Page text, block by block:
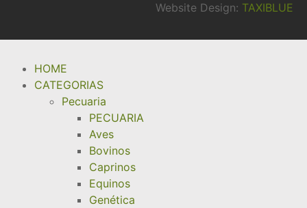
Website Design: TAXIBLUE
HOME
CATEGORIAS
Pecuaria
PECUARIA
Aves
Bovinos
Caprinos
Equinos
Genética